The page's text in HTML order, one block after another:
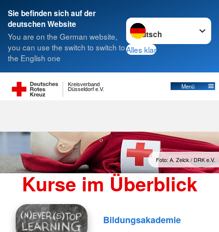
Sie befinden sich auf der
deutschen Website
You are on the German website,
you can use the switch to switch to
the English one
Sprache wechseln zu
Alles klar
Düsseldorf e.V.
Kreisverband Menü
Foto: A. Zelck / DRK e.V.
Kurse im Überblick
Bildungsakademie